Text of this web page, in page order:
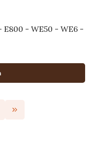
E800 - WE50 - WE6 -
Przejdź do ostatniej